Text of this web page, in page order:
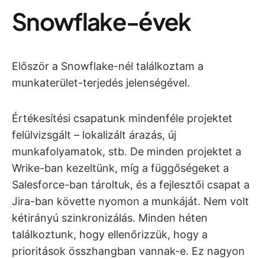
Snowflake-évek
Először a Snowflake-nél találkoztam a
munkaterület-terjedés jelenségével.
Értékesítési csapatunk mindenféle projektet
felülvizsgált – lokalizált árazás, új
munkafolyamatok, stb. De minden projektet a
Wrike-ban kezeltünk, míg a függőségeket a
Salesforce-ban tároltuk, és a fejlesztői csapat a
Jira-ban követte nyomon a munkáját. Nem volt
kétirányú szinkronizálás. Minden héten
találkoztunk, hogy ellenőrizzük, hogy a
prioritások összhangban vannak-e. Ez nagyon